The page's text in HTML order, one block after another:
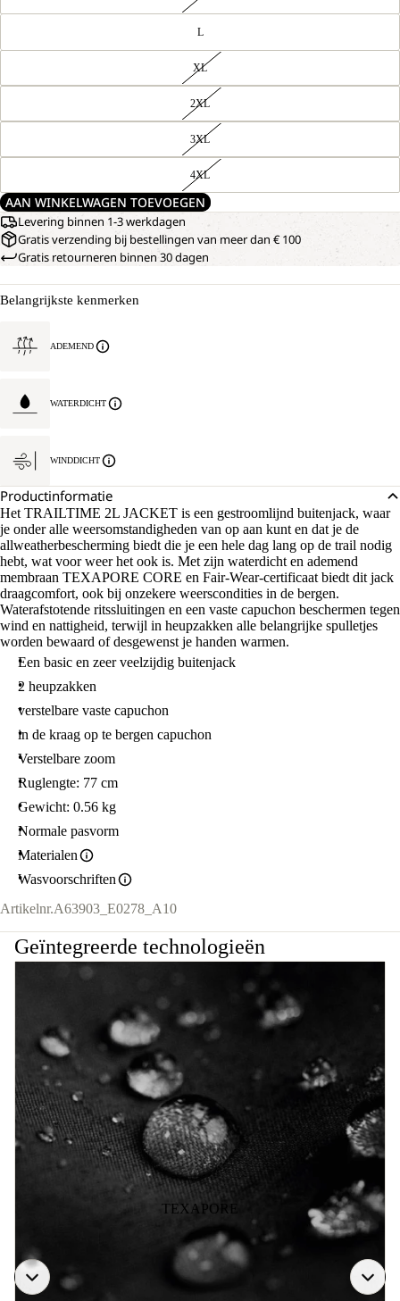
L
XL
2XL
3XL
4XL
AAN WINKELWAGEN TOEVOEGEN
Levering binnen 1-3 werkdagen
Gratis verzending bij bestellingen van meer dan € 100
Gratis retourneren binnen 30 dagen
Belangrijkste kenmerken
ADEMEND
WATERDICHT
WINDDICHT
Productinformatie
Het TRAILTIME 2L JACKET is een gestroomlijnd buitenjack, waar
je onder alle weersomstandigheden van op aan kunt en dat je de
allweatherbescherming biedt die je een hele dag lang op de trail nodig
hebt, wat voor weer het ook is. Met zijn waterdicht en ademend
membraan TEXAPORE CORE en Fair-Wear-certificaat biedt dit jack
draagcomfort, ook bij onzekere weerscondities in de bergen.
Waterafstotende ritssluitingen en een vaste capuchon beschermen tegen
wind en nattigheid, terwijl in heupzakken alle belangrijke spulletjes
worden bewaard of desgewenst je handen warmen.
Een basic en zeer veelzijdig buitenjack
2 heupzakken
verstelbare vaste capuchon
in de kraag op te bergen capuchon
Verstelbare zoom
Ruglengte: 77 cm
Gewicht: 0.56 kg
Normale pasvorm
Materialen
Wasvoorschriften
Artikelnr.A63903_E0278_A10
Geïntegreerde technologieën
TEXAPORE